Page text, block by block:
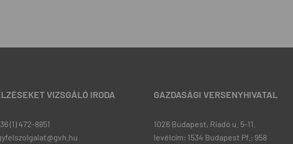
VIZSGÁLÓ IRODA
(1) 472-8851
GAZDASÁGI VERSENYHIVATAL
1026 Budapest, Riadó u. 5-11.
levélcím: 1534 Budapest Pf.: 958